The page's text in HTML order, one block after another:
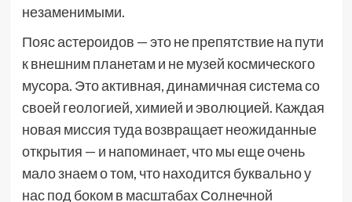
незаменимыми.
Пояс астероидов — это не препятствие на пути
к внешним планетам и не музей космического
мусора. Это активная, динамичная система со
своей геологией, химией и эволюцией. Каждая
новая миссия туда возвращает неожиданные
открытия — и напоминает, что мы еще очень
мало знаем о том, что находится буквально у
нас под боком в масштабах Солнечной